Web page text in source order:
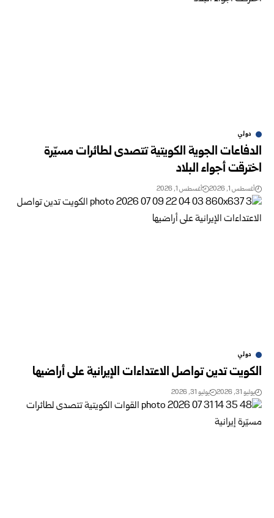
دولي
الدفاعات الجوية الكويتية تتصدى لطائرات مسيّرة
اخترقت أجواء البلاد
أغسطس 1, 2026 أغسطس 1, 2026
دولي
الكويت تدين تواصل الاعتداءات الإيرانية على أراضيها
يوليو 31, 2026 يوليو 31, 2026